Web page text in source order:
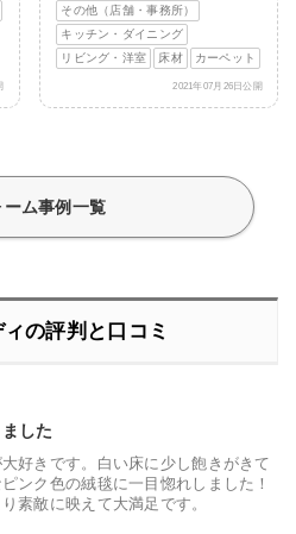
その他（店舗・事務所）
キッチン・ダイニング
リビング・洋室
床材 カーペット
2021年07月26日公開
ーム事例一覧
の評判と口コミ
した
好きです。白い床に少し飽きがきて
ンク色の絨毯に一目惚れしました！
素敵に映えて大満足です。